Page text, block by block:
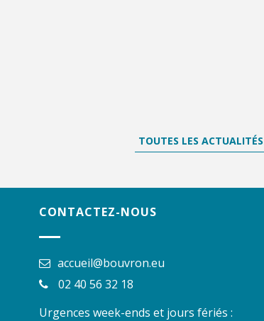
TOUTES LES ACTUALITÉS
CONTACTEZ-NOUS
accueil@bouvron.eu
02 40 56 32 18
Urgences week-ends et jours fériés :